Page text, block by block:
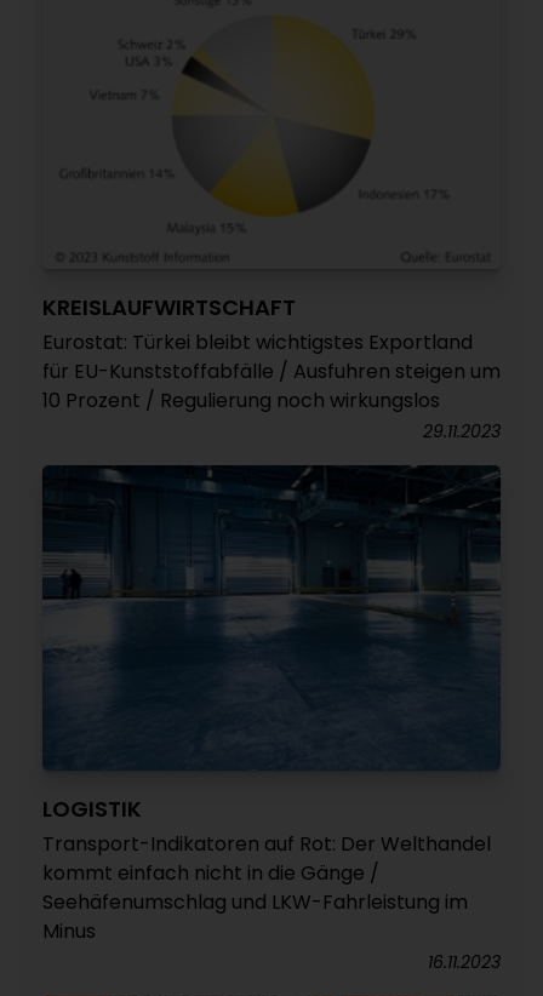
KREISLAUFWIRTSCHAFT
Eurostat: Türkei bleibt wichtigstes Exportland
für EU-Kunststoffabfälle / Ausfuhren steigen um
10 Prozent / Regulierung noch wirkungslos
29.11.2023
LOGISTIK
Transport-Indikatoren auf Rot: Der Welthandel
kommt einfach nicht in die Gänge /
Seehäfenumschlag und LKW-Fahrleistung im
Minus
16.11.2023